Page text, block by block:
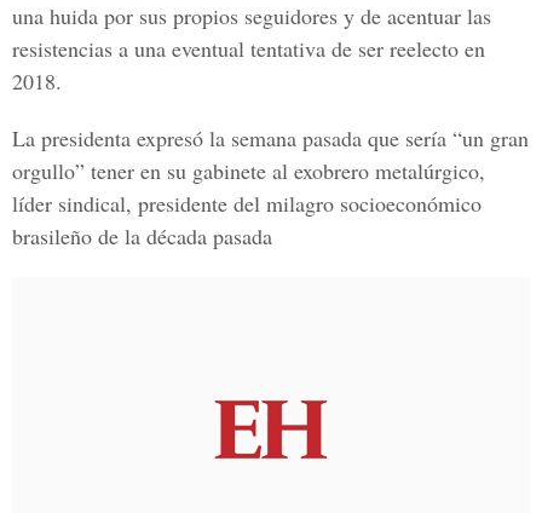
una huida por sus propios seguidores y de acentuar las
resistencias a una eventual tentativa de ser reelecto en
2018.
La presidenta expresó la semana pasada que sería “un gran
orgullo” tener en su gabinete al exobrero metalúrgico,
líder sindical, presidente del milagro socioeconómico
brasileño de la década pasada